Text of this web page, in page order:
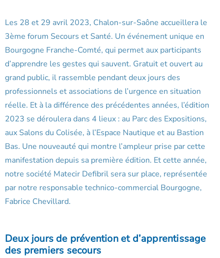
Les 28 et 29 avril 2023, Chalon-sur-Saône accueillera le
3ème forum Secours et Santé. Un événement unique en
Bourgogne Franche-Comté, qui permet aux participants
d’apprendre les gestes qui sauvent. Gratuit et ouvert au
grand public, il rassemble pendant deux jours des
professionnels et associations de l’urgence en situation
réelle. Et à la différence des précédentes années, l’édition
2023 se déroulera dans 4 lieux : au Parc des Expositions,
aux Salons du Colisée, à l’Espace Nautique et au Bastion
Bas. Une nouveauté qui montre l’ampleur prise par cette
manifestation depuis sa première édition. Et cette année,
notre société Matecir Defibril sera sur place, représentée
par notre responsable technico-commercial Bourgogne,
Fabrice Chevillard.
Deux jours de prévention et d’apprentissage
des premiers secours